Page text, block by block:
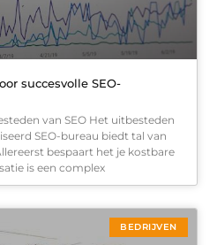
succesvolle SEO-
van SEO Het uitbesteden
SEO-bureau biedt tal van
bespaart het je kostbare
is een complex
BEDRIJVEN